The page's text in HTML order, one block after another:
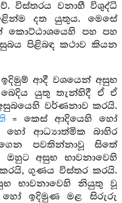
විස්තරය වනාහී විශුද්ධි
දත යුතුය. මෙසේ
කොට්ඨාශයෙහි පහ පහ
පිළිබඳ කථාව කියන
ඉදිමුම් ආදී වශයෙන් අසුභ
යුතු තැන්හිදී ඒ ඒ
වර්ණනාව කරයි.
= කෙස් ආදියෙහි හෝ
ආධ්‍යාත්මික බාහිර
පවතින්නාවූ සිතේ
ඔහුට අසුභ භාවනාවෙහි
ගුණය විස්තර කරයි.
භාවනාවෙහි නියුතු වූ
හෝ ඉදිමුණ මළ සිරුරු